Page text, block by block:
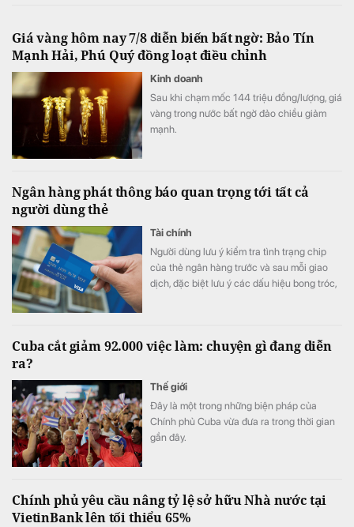
Giá vàng hôm nay 7/8 diễn biến bất ngờ: Bảo Tín
Mạnh Hải, Phú Quý đồng loạt điều chỉnh
Kinh doanh
Sau khi chạm mốc 144 triệu đồng/lượng, giá
vàng trong nước bất ngờ đảo chiều giảm
mạnh.
Ngân hàng phát thông báo quan trọng tới tất cả
người dùng thẻ
Tài chính
Người dùng lưu ý kiểm tra tình trạng chip
của thẻ ngân hàng trước và sau mỗi giao
dịch, đặc biệt lưu ý các dấu hiệu bong tróc,
Cuba cắt giảm 92.000 việc làm: chuyện gì đang diễn
ra?
Thế giới
Đây là một trong những biện pháp của
Chính phủ Cuba vừa đưa ra trong thời gian
gần đây.
Chính phủ yêu cầu nâng tỷ lệ sở hữu Nhà nước tại
VietinBank lên tối thiểu 65%